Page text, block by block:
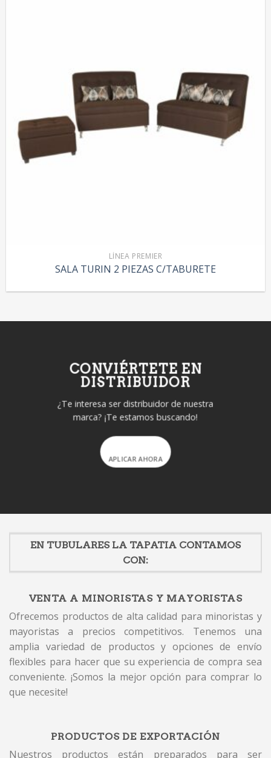
LÍNEA PREMIER
SALA TURIN 2 PIEZAS C/TABURETE
CONVIÉRTETE EN
DISTRIBUIDOR
¿Te interesa ser distribuidor de nuestra
marca? ¡Te estamos buscando!
APLICAR AHORA
EN TUBULARES LA TAPATIA CONTAMOS
CON:
VENTA A MINORISTAS Y MAYORISTAS
Ofrecemos productos de alta calidad para minoristas y
mayoristas a precios competitivos. Tenemos una
amplia variedad de productos y opciones de envío
flexibles para hacer que su experiencia de compra sea
conveniente. ¡Somos la mejor opción para comprar lo
que necesite!
PRODUCTOS DE EXPORTACIÓN
Nuestros productos están preparados para ser